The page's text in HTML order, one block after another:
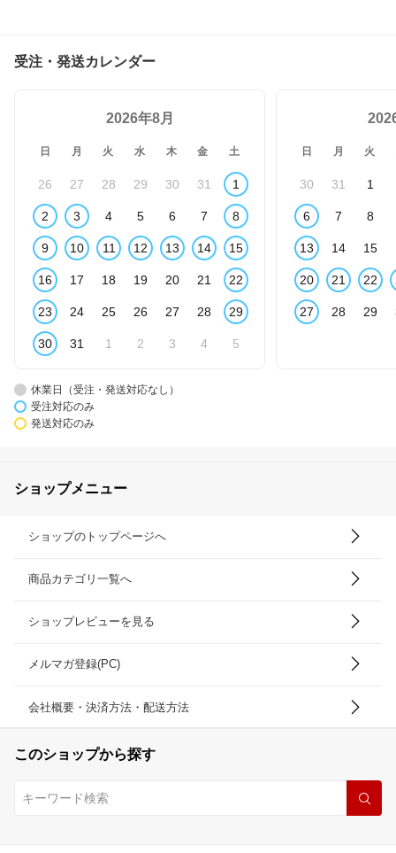
受注・発送カレンダー
2026年8月
日 月 火 水 木 金 土
26 27 28 29 30 31 1
2 3 4 5 6 7 8
9 10 11 12 13 14 15
16 17 18 19 20 21 22
23 24 25 26 27 28 29
30 31 1 2 3 4 5
日 月 火
30 31 1
6 7 8
13 14 15
20 21 22
27 28 29
休業日（受注・発送対応なし）
受注対応のみ
発送対応のみ
ショップメニュー
ショップのトップページへ
商品カテゴリ一覧へ
ショップレビューを見る
メルマガ登録(PC)
会社概要・決済方法・配送方法
このショップから探す